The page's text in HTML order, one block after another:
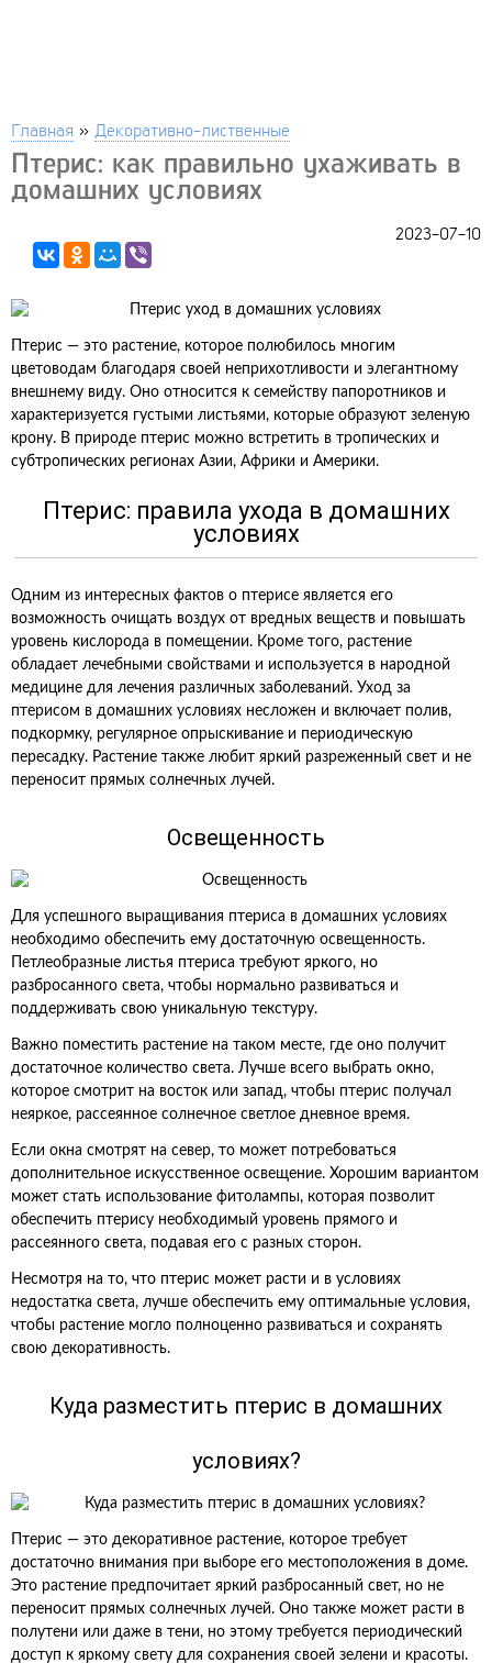
Главная » Декоративно-лиственные
Птерис: как правильно ухаживать в
домашних условиях
2023-07-10
Птерис — это растение, которое полюбилось многим
цветоводам благодаря своей неприхотливости и элегантному
внешнему виду. Оно относится к семейству папоротников и
характеризуется густыми листьями, которые образуют зеленую
крону. В природе птерис можно встретить в тропических и
субтропических регионах Азии, Африки и Америки.
Птерис: правила ухода в домашних
условиях
Одним из интересных фактов о птерисе является его
возможность очищать воздух от вредных веществ и повышать
уровень кислорода в помещении. Кроме того, растение
обладает лечебными свойствами и используется в народной
медицине для лечения различных заболеваний. Уход за
птерисом в домашних условиях несложен и включает полив,
подкормку, регулярное опрыскивание и периодическую
пересадку. Растение также любит яркий разреженный свет и не
переносит прямых солнечных лучей.
Освещенность
Для успешного выращивания птериса в домашних условиях
необходимо обеспечить ему достаточную освещенность.
Петлеобразные листья птериса требуют яркого, но
разбросанного света, чтобы нормально развиваться и
поддерживать свою уникальную текстуру.
Важно поместить растение на таком месте, где оно получит
достаточное количество света. Лучше всего выбрать окно,
которое смотрит на восток или запад, чтобы птерис получал
неяркое, рассеянное солнечное светлое дневное время.
Если окна смотрят на север, то может потребоваться
дополнительное искусственное освещение. Хорошим вариантом
может стать использование фитолампы, которая позволит
обеспечить птерису необходимый уровень прямого и
рассеянного света, подавая его с разных сторон.
Несмотря на то, что птерис может расти и в условиях
недостатка света, лучше обеспечить ему оптимальные условия,
чтобы растение могло полноценно развиваться и сохранять
свою декоративность.
Куда разместить птерис в домашних
условиях?
Птерис — это декоративное растение, которое требует
достаточно внимания при выборе его местоположения в доме.
Это растение предпочитает яркий разбросанный свет, но не
переносит прямых солнечных лучей. Оно также может расти в
полутени или даже в тени, но этому требуется периодический
доступ к яркому свету для сохранения своей зелени и красоты.